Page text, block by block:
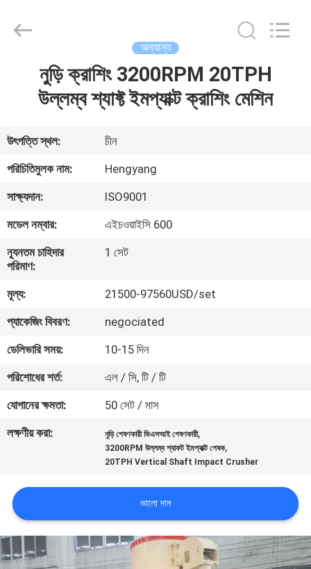
আমাদের
সম্পর্কে
কারখানা
ভ্রমণ
মান
নিয়ন্ত্রণ
যোগাযোগ
করুন
খবর
মামলা
সাইট
ম্যাপ
Industrial
অন্যান্য
নুড়ি ক্রাশিং 3200RPM 20TPH
উল্লম্ব শ্যাফ্ট ইমপ্যাক্ট ক্রাশিং মেশিন
উৎপত্তি স্থল:
চীন
পরিচিতিমুলক নাম:
Hengyang
সাক্ষ্যদান:
ISO9001
মডেল নম্বার:
এইচওয়াইসি 600
ন্যূনতম চাহিদার
পরিমাণ:
1 সেট
মূল্য:
21500-97560USD/set
প্যাকেজিং বিবরণ:
negociated
ডেলিভারি সময়:
10-15 দিন
পরিশোধের শর্ত:
এল / সি, টি / টি
যোগানের ক্ষমতা:
50 সেট / মাস
লক্ষণীয় করা:
নুড়ি পেষণকারী ভিএসআই পেষণকারী,
3200RPM উল্লম্ব শ্যাফট ইমপ্যাক্ট পেষক,
20TPH Vertical Shaft Impact Crusher
ভালো দাম